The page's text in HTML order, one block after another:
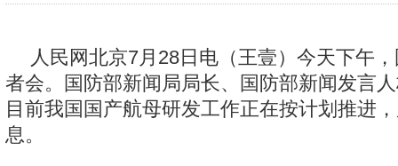
人民网北京7月28日电（王壹）今天下午
者会。国防部新闻局局长、国防部新闻发言
目前我国国产航母研发工作正在按计划推进
息。